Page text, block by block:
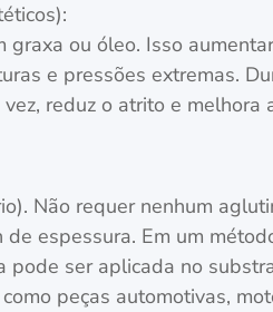
ou óleo. Isso
e pressões extremas.
reduz o atrito e melhora
Não requer nenhum
espessura. Em um
pode ser aplicada no
peças automotivas,